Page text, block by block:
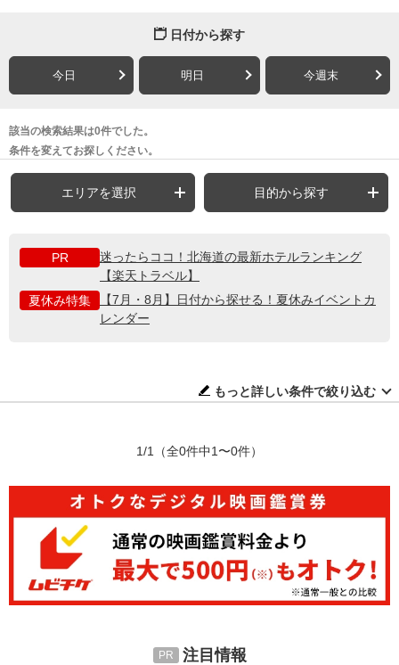
日付から探す
今日 明日 今週末
該当の検索結果は0件でした。
条件を変えてお探しください。
エリアを選択 目的から探す
PR
迷ったらココ！北海道の最新ホテルランキング
【楽天トラベル】
夏休み特集
【7月・8月】日付から探せる！夏休みイベントカ
レンダー
もっと詳しい条件で絞り込む
1/1 （全0件中1〜0件）
注目情報